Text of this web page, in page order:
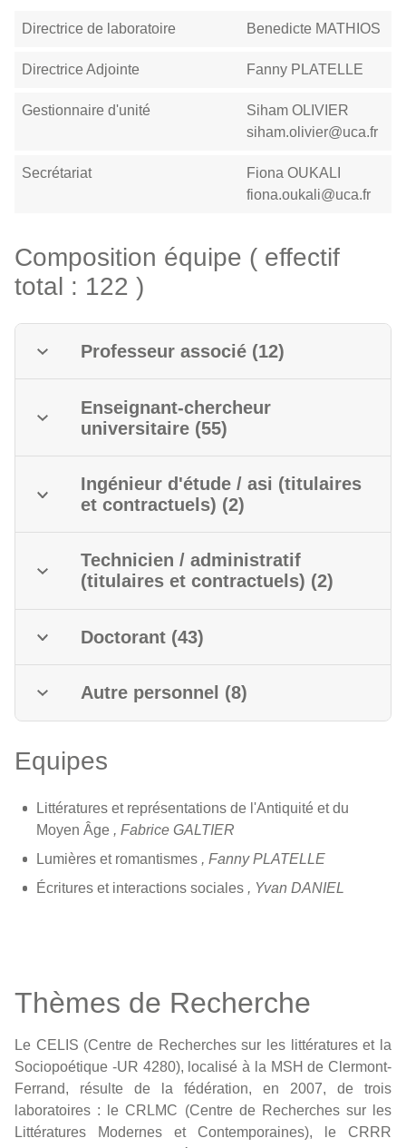
Directrice de laboratoire Benedicte MATHIOS
Directrice Adjointe Fanny PLATELLE
Gestionnaire d'unité
Siham OLIVIER
siham.olivier@uca.fr
Secrétariat
Fiona OUKALI
fiona.oukali@uca.fr
Composition équipe ( effectif
total : 122 )
Professeur associé (12)
Enseignant-chercheur
universitaire (55)
Ingénieur d'étude / asi (titulaires
et contractuels) (2)
Technicien / administratif
(titulaires et contractuels) (2)
Doctorant (43)
Autre personnel (8)
Equipes
Littératures et représentations de l'Antiquité et du
Moyen Âge , Fabrice GALTIER
Lumières et romantismes , Fanny PLATELLE
Écritures et interactions sociales , Yvan DANIEL
Thèmes de Recherche
Le CELIS (Centre de Recherches sur les littératures et la
Sociopoétique -UR 4280), localisé à la MSH de Clermont-
Ferrand, résulte de la fédération, en 2007, de trois
laboratoires : le CRLMC (Centre de Recherches sur les
Littératures Modernes et Contemporaines), le CRRR